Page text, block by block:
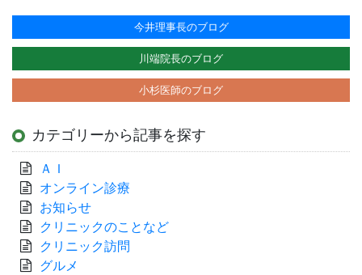
今井理事長のブログ
川端院長のブログ
小杉医師のブログ
カテゴリーから記事を探す
ＡＩ
オンライン診療
お知らせ
クリニックのことなど
クリニック訪問
グルメ